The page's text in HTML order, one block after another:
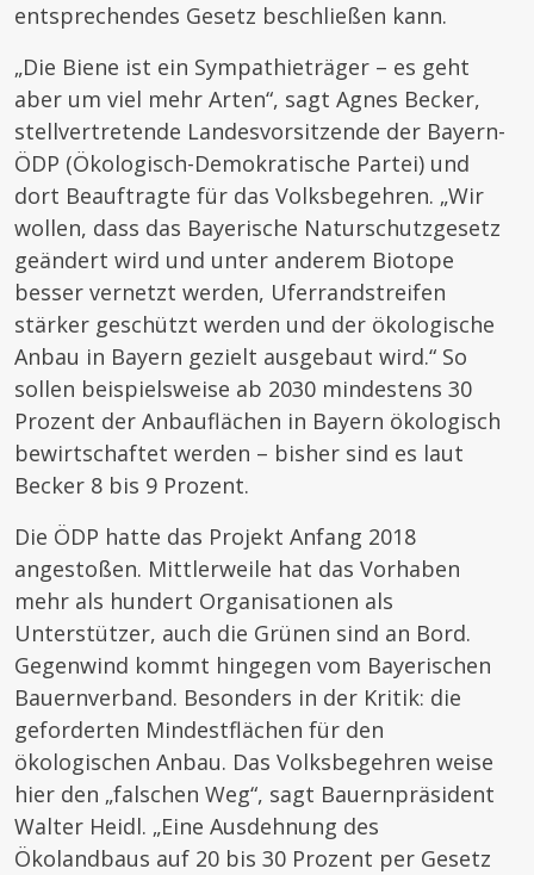
entsprechendes Gesetz beschließen kann.
„Die Biene ist ein Sympathieträger – es geht
aber um viel mehr Arten“, sagt Agnes Becker,
stellvertretende Landesvorsitzende der Bayern-
ÖDP (Ökologisch-Demokratische Partei) und
dort Beauftragte für das Volksbegehren. „Wir
wollen, dass das Bayerische Naturschutzgesetz
geändert wird und unter anderem Biotope
besser vernetzt werden, Uferrandstreifen
stärker geschützt werden und der ökologische
Anbau in Bayern gezielt ausgebaut wird.“ So
sollen beispielsweise ab 2030 mindestens 30
Prozent der Anbauflächen in Bayern ökologisch
bewirtschaftet werden – bisher sind es laut
Becker 8 bis 9 Prozent.
Die ÖDP hatte das Projekt Anfang 2018
angestoßen. Mittlerweile hat das Vorhaben
mehr als hundert Organisationen als
Unterstützer, auch die Grünen sind an Bord.
Gegenwind kommt hingegen vom Bayerischen
Bauernverband. Besonders in der Kritik: die
geforderten Mindestflächen für den
ökologischen Anbau. Das Volksbegehren weise
hier den „falschen Weg“, sagt Bauernpräsident
Walter Heidl. „Eine Ausdehnung des
Ökolandbaus auf 20 bis 30 Prozent per Gesetz